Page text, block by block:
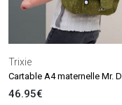
Trixie
Cartable A4 maternelle Mr.
46.95€